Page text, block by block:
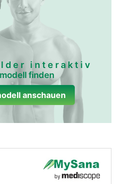
interaktiv
finden
anschauen